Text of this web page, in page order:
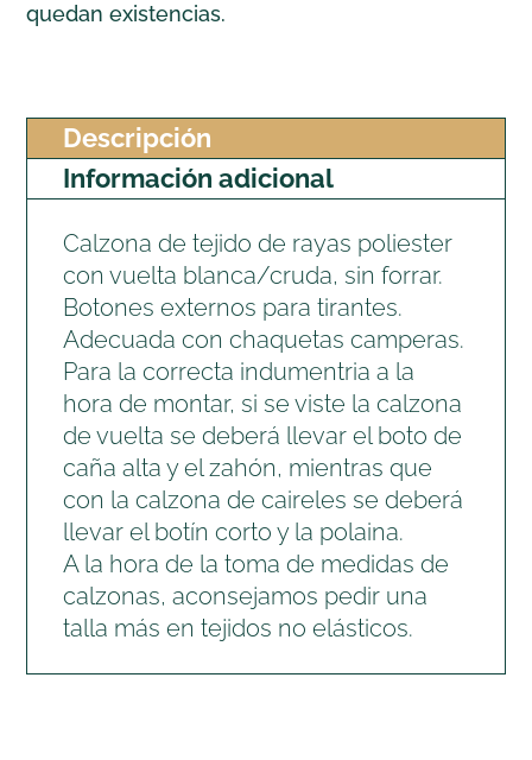
quedan existencias.
Descripción
Información adicional
Calzona de tejido de rayas poliester
con vuelta blanca/cruda, sin forrar.
Botones externos para tirantes.
Adecuada con chaquetas camperas.
Para la correcta indumentria a la
hora de montar, si se viste la calzona
de vuelta se deberá llevar el boto de
caña alta y el zahón, mientras que
con la calzona de caireles se deberá
llevar el botín corto y la polaina.
A la hora de la toma de medidas de
calzonas, aconsejamos pedir una
talla más en tejidos no elásticos.